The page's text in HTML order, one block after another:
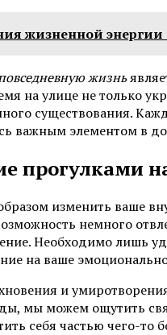
жизненной энергии
жизнь
на улице не только
существования.
важным элементом в
прогулками
изменить ваше
немного
Необходимо лишь
на ваше
и
мы можем ощутить
себя частью чего-то